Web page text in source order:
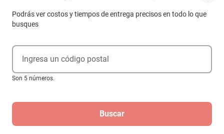
Podrás ver costos y tiempos de entrega precisos en todo lo que
busques
Ingresa un código postal
Son 5 números.
Buscar
Aviso de privacidad
Términos y condiciones
Términos de promociones
navegadores
Derechos reservados 2026 Grupo Elektra